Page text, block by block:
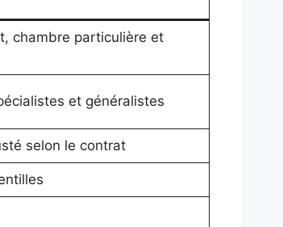
chambre particulière et
et généralistes
selon le contrat